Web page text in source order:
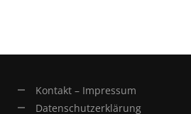
Kontakt – Impressum
Datenschutzerklärung